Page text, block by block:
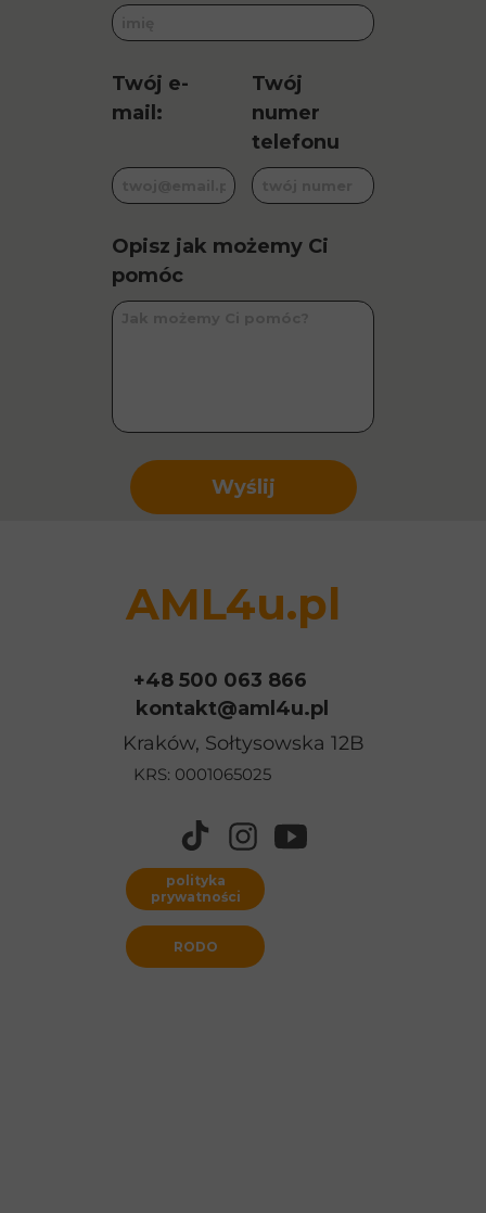
Twój e-
mail:
Twój
numer
telefonu
Opisz jak możemy Ci
pomóc
Wyślij
RODO
polityka
prywatności
KRS: 0001065025
Kraków, Sołtysowska 12B
kontakt@aml4u.pl
+48 500 063 866
AML4u.pl